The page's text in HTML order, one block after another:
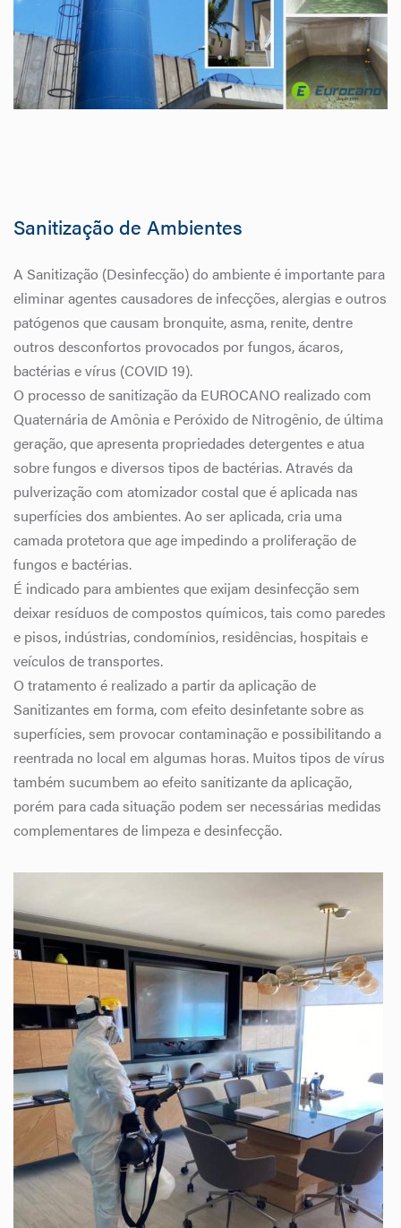
Sanitização de Ambientes
A Sanitização (Desinfecção) do ambiente é importante para
eliminar agentes causadores de infecções, alergias e outros
patógenos que causam bronquite, asma, renite, dentre
outros desconfortos provocados por fungos, ácaros,
bactérias e vírus (COVID 19).
O processo de sanitização da EUROCANO realizado com
Quaternária de Amônia e Peróxido de Nitrogênio, de última
geração, que apresenta propriedades detergentes e atua
sobre fungos e diversos tipos de bactérias. Através da
pulverização com atomizador costal que é aplicada nas
superfícies dos ambientes. Ao ser aplicada, cria uma
camada protetora que age impedindo a proliferação de
fungos e bactérias.
É indicado para ambientes que exijam desinfecção sem
deixar resíduos de compostos químicos, tais como paredes
e pisos, indústrias, condomínios, residências, hospitais e
veículos de transportes.
O tratamento é realizado a partir da aplicação de
Sanitizantes em forma, com efeito desinfetante sobre as
superfícies, sem provocar contaminação e possibilitando a
reentrada no local em algumas horas. Muitos tipos de vírus
também sucumbem ao efeito sanitizante da aplicação,
porém para cada situação podem ser necessárias medidas
complementares de limpeza e desinfecção.